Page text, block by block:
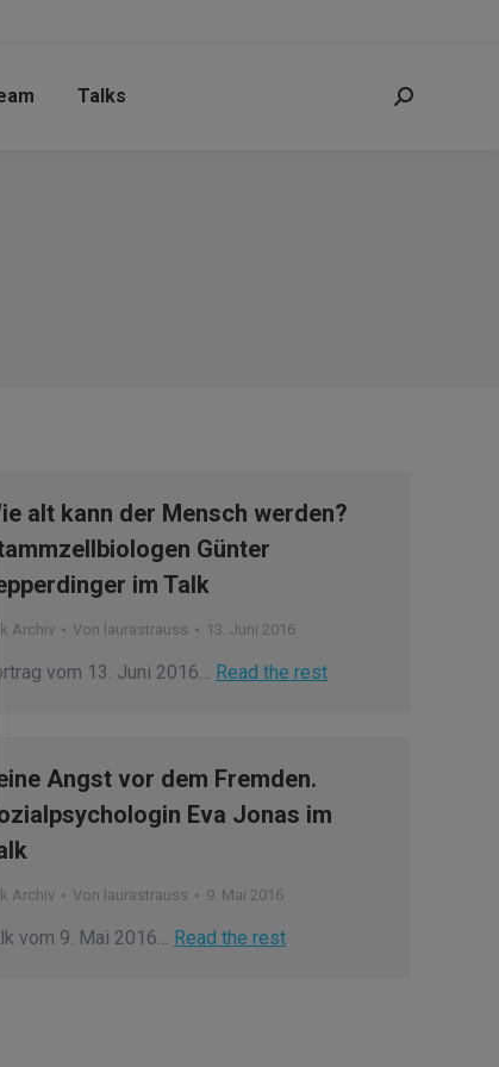
Talks Search:
alt kann der Mensch werden?
Günter
im Talk
Archiv Von laurastrauss 13. Juni 2016
vom 13. Juni 2016… Read the rest
Angst vor dem Fremden.
Eva Jonas im
Archiv Von laurastrauss 9. Mai 2016
vom 9. Mai 2016… Read the rest